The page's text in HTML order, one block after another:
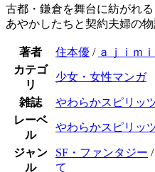
古都・鎌倉を舞台に紡がれる
あやかしたちと契約夫婦の物
著者 住本優 / ａｊｉｍ
カテゴ
リ
少女・女性マンガ
雑誌
やわらかスピリッ
レーベ
ル
やわらかスピリッ
ジャン
ル
SF・ファンタジー /
て